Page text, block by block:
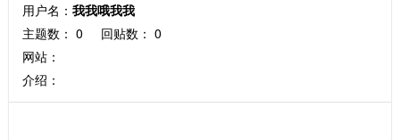
用户名： 我我哦我我
主题数： 0 回贴数： 0
网站：
介绍：